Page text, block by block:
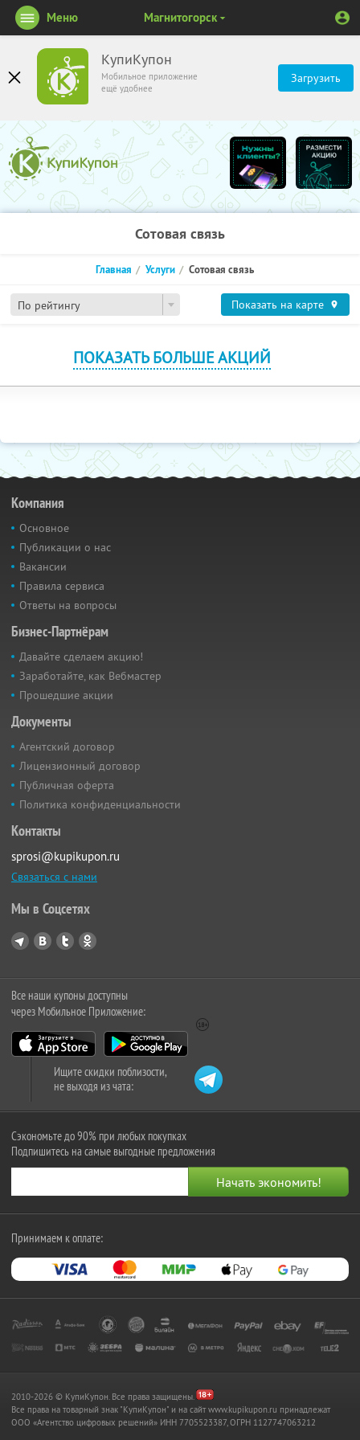
КупиКупон
Мобильное приложение
ещё удобнее
Загрузить
Меню Магнитогорск
Сотовая связь
По рейтингу
Главная Услуги Сотовая связь
Показать на карте
ПОКАЗАТЬ БОЛЬШЕ АКЦИЙ
Компания
Основное
Публикации о нас
Вакансии
Правила сервиса
Ответы на вопросы
Бизнес-Партнёрам
Давайте сделаем акцию!
Заработайте, как Вебмастер
Прошедшие акции
Документы
Агентский договор
Лицензионный договор
Публичная оферта
Политика конфиденциальности
Контакты
sprosi@kupikupon.ru
Связаться с нами
Мы в Соцсетях
Все наши купоны доступны
через Мобильное Приложение:
Ищите скидки поблизости,
не выходя из чата:
Сэкономьте до 90% при любых покупках
Подпишитесь на самые выгодные предложения
Принимаем к оплате:
2010-2026 © КупиКупон. Все права защищены.
Все права на товарный знак "КупиКупон" и на сайт www.kupikupon.ru принадлежат
OOO «Агентство цифровых решений» ИНН 7705523387, ОГРН 1127747063212